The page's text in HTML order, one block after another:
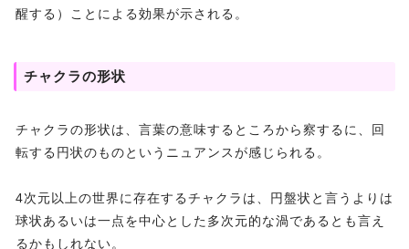
醒する）ことによる効果が示される。
チャクラの形状
チャクラの形状は、言葉の意味するところから察するに、回
転する円状のものというニュアンスが感じられる。
4次元以上の世界に存在するチャクラは、円盤状と言うよりは
球状あるいは一点を中心とした多次元的な渦であるとも言え
るかもしれない。